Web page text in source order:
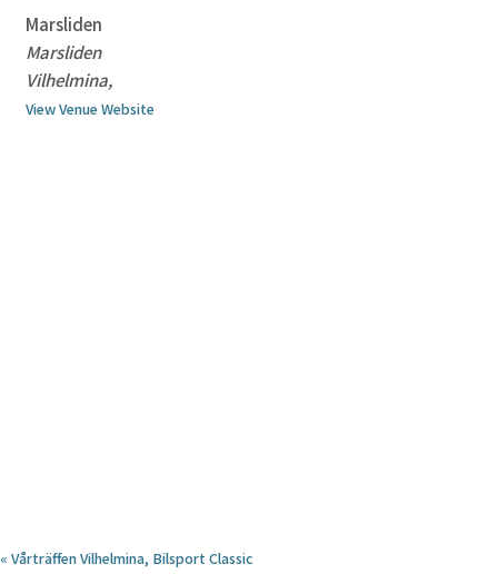
Marsliden
Marsliden
Vilhelmina,
View Venue Website
« Vårträffen Vilhelmina, Bilsport Classic